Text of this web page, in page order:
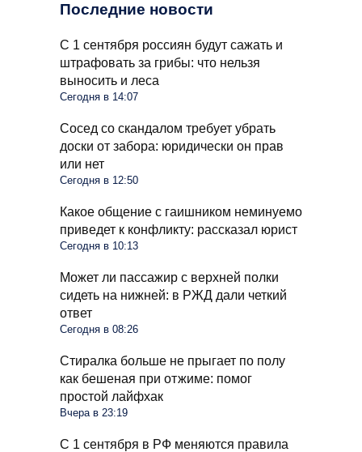
Последние новости
С 1 сентября россиян будут сажать и
штрафовать за грибы: что нельзя
выносить и леса
Сегодня в 14:07
Сосед со скандалом требует убрать
доски от забора: юридически он прав
или нет
Сегодня в 12:50
Какое общение с гаишником неминуемо
приведет к конфликту: рассказал юрист
Сегодня в 10:13
Может ли пассажир с верхней полки
сидеть на нижней: в РЖД дали четкий
ответ
Сегодня в 08:26
Стиралка больше не прыгает по полу
как бешеная при отжиме: помог
простой лайфхак
Вчера в 23:19
С 1 сентября в РФ меняются правила